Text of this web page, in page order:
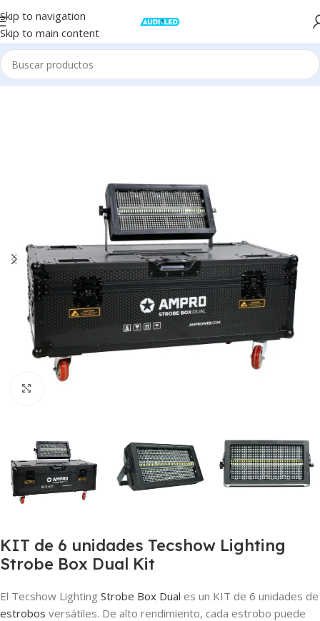
Skip to navigation
Skip to main content
Inicio Iluminación Escenario Estrobo & Blinder
KIT de 6 unidades Tecshow Lighting
Strobe Box Dual Kit
El Tecshow Lighting Strobe Box Dual es un KIT de 6 unidades de
estrobos versátiles. De alto rendimiento, cada estrobo puede